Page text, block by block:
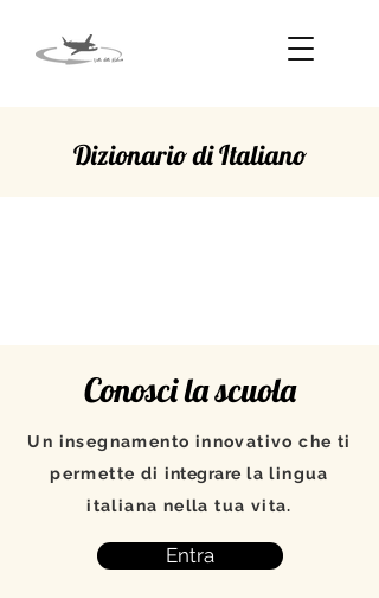
Dizionario di Italiano
Conosci la scuola
Un insegnamento innovativo che ti
permette diintegrare la lingua
italiana nella tua vita.
Entra